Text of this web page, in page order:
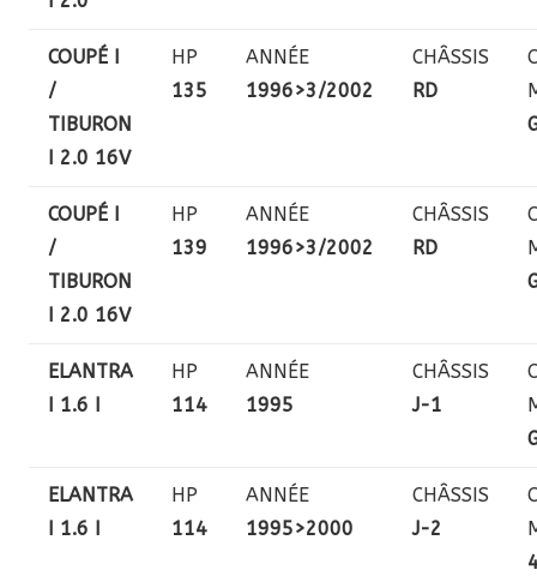
COUPÉ I
/
TIBURON
I 2.0 16V
HP
135
ANNÉE
1996>3/2002
CHÂSSIS
RD
COUPÉ I
/
TIBURON
I 2.0 16V
HP
139
ANNÉE
1996>3/2002
CHÂSSIS
RD
ELANTRA
I 1.6 I
HP
114
ANNÉE
1995
CHÂSSIS
J-1
ELANTRA
I 1.6 I
HP
114
ANNÉE
1995>2000
CHÂSSIS
J-2